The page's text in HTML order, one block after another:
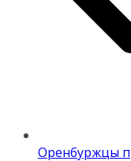
Оренбуржцы